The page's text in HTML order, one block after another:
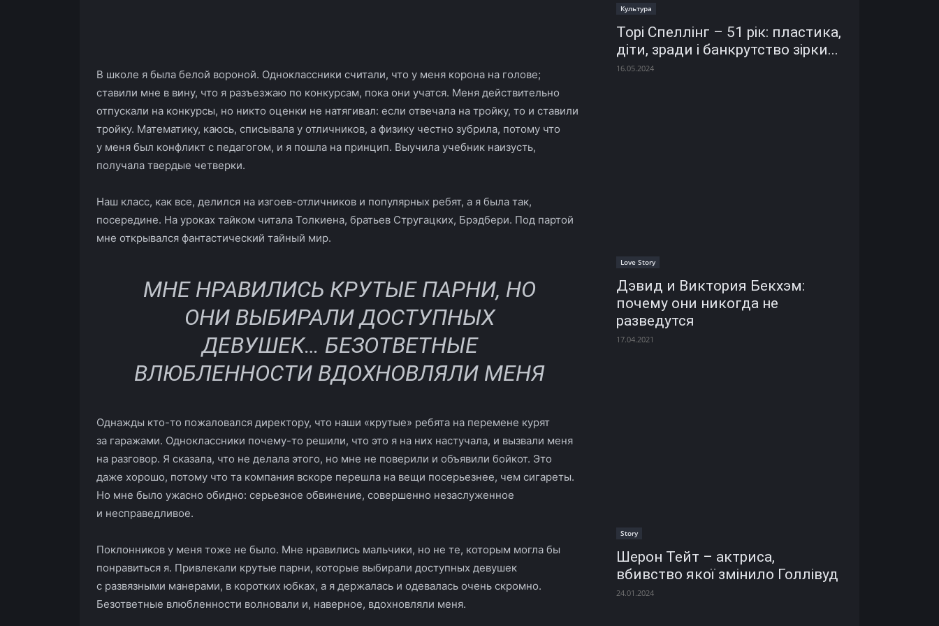
В школе я была белой вороной. Одноклассники считали, что у меня корона на голове;
ставили мне в вину, что я разъезжаю по конкурсам, пока они учатся. Меня действительно
отпускали на конкурсы, но никто оценки не натягивал: если отвечала на тройку, то и ставили
тройку. Математику, каюсь, списывала у отличников, а физику честно зубрила, потому что
у меня был конфликт с педагогом, и я пошла на принцип. Выучила учебник наизусть,
получала твердые четверки.
Наш класс, как все, делился на изгоев-отличников и популярных ребят, а я была так,
посередине. На уроках тайком читала Толкиена, братьев Стругацких, Брэдбери. Под партой
мне открывался фантастический тайный мир.
МНЕ НРАВИЛИСЬ КРУТЫЕ ПАРНИ, НО
ОНИ ВЫБИРАЛИ ДОСТУПНЫХ
ДЕВУШЕК… БЕЗОТВЕТНЫЕ
ВЛЮБЛЕННОСТИ ВДОХНОВЛЯЛИ МЕНЯ
Однажды кто-то пожаловался директору, что наши «крутые» ребята на перемене курят
за гаражами. Одноклассники почему-то решили, что это я на них настучала, и вызвали меня
на разговор. Я сказала, что не делала этого, но мне не поверили и объявили бойкот. Это
даже хорошо, потому что та компания вскоре перешла на вещи посерьезнее, чем сигареты.
Но мне было ужасно обидно: серьезное обвинение, совершенно незаслуженное
и несправедливое.
Поклонников у меня тоже не было. Мне нравились мальчики, но не те, которым могла бы
понравиться я. Привлекали крутые парни, которые выбирали доступных девушек
с развязными манерами, в коротких юбках, а я держалась и одевалась очень скромно.
Безответные влюбленности волновали и, наверное, вдохновляли меня.
Культура
Торі Спеллінг – 51 рік: пластика,
діти, зради і банкрутство зірки...
16.05.2024
Love Story
Дэвид и Виктория Бекхэм:
почему они никогда не
разведутся
17.04.2021
Story
Шерон Тейт – актриса,
вбивство якої змінило Голлівуд
24.01.2024